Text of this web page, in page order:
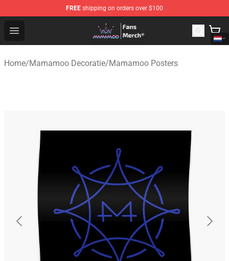
FREE shipping on orders over $100
Open menu
Mamamoo Store - Official Mamamoo Merchandise Shop
Home/Mamamoo Decoratie/Mamamoo Posters